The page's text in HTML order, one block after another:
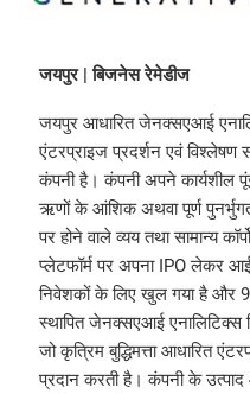
जयपुर | बिजनेस रेमेडीज
जयपुर आधारित जेनक्सएआई
एंटरप्राइज प्रदर्शन एवं विश्लेषण
कंपनी है। कंपनी अपने कार्यशील
ऋणों के आंशिक अथवा पूर्ण
पर होने वाले व्यय तथा सामान्य
प्लेटफॉर्म पर अपना IPO लेकर
निवेशकों के लिए खुल गया है और 9
स्थापित जेनक्सएआई एनालिटिक्स
जो कृत्रिम बुद्धिमत्ता आधारित
प्रदान करती है। कंपनी के